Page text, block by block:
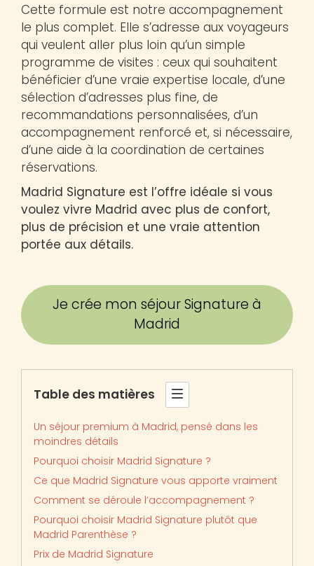
Cette formule est notre accompagnement
le plus complet. Elle s’adresse aux voyageurs
qui veulent aller plus loin qu’un simple
programme de visites : ceux qui souhaitent
bénéficier d’une vraie expertise locale, d’une
sélection d’adresses plus fine, de
recommandations personnalisées, d’un
accompagnement renforcé et, si nécessaire,
d’une aide à la coordination de certaines
réservations.
Madrid Signature est l’offre idéale si vous
voulez vivre Madrid avec plus de confort,
plus de précision et une vraie attention
portée aux détails.
Je crée mon séjour Signature à
Madrid
Table des matières
Un séjour premium à Madrid, pensé dans les
moindres détails
Pourquoi choisir Madrid Signature ?
Ce que Madrid Signature vous apporte vraiment
Comment se déroule l’accompagnement ?
Pourquoi choisir Madrid Signature plutôt que
Madrid Parenthèse ?
Prix de Madrid Signature